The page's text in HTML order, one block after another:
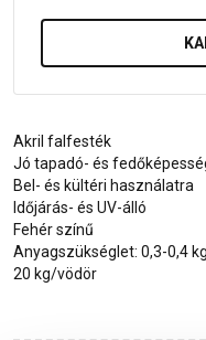
Akril falfesték
Jó tapadó- és
Bel- és kültéri használatra
Időjárás- és UV-álló
Fehér színű
Anyagszükséglet: 0,3-0,4
20 kg/vödör